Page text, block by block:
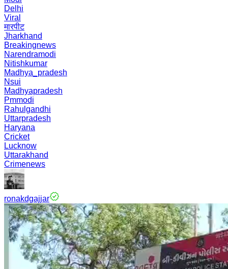
Delhi
Viral
मारपीट
Jharkhand
Breakingnews
Narendramodi
Nitishkumar
Madhya_pradesh
Nsui
Madhyapradesh
Pmmodi
Rahulgandhi
Uttarpradesh
Haryana
Cricket
Lucknow
Uttarakhand
Crimenews
ronakdgajjar